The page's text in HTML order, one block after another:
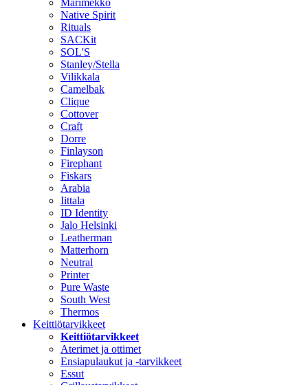
Marimekko
Native Spirit
Rituals
SACKit
SOL'S
Stanley/Stella
Vilikkala
Camelbak
Clique
Cottover
Craft
Dorre
Finlayson
Firephant
Fiskars
Arabia
Iittala
ID Identity
Jalo Helsinki
Leatherman
Matterhorn
Neutral
Printer
Pure Waste
South West
Thermos
Keittiötarvikkeet
Keittiötarvikkeet
Aterimet ja ottimet
Ensiapulaukut ja -tarvikkeet
Essut